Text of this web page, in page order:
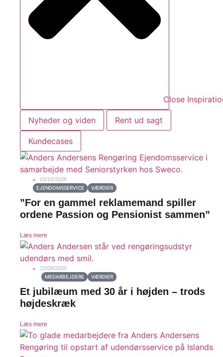
Close
Nyheder og viden Rent ud sagt
Kundecases
03/10/2025
EJENDOMSSERVICE
VÆRDIER
”For en gammel reklamemand spiller
ordene Passion og Pensionist sammen”
Læs mere
22/09/2025
MEDARBEJDERE
VÆRDIER
Et jubilæum med 30 år i højden – trods
højdeskræk
Læs mere